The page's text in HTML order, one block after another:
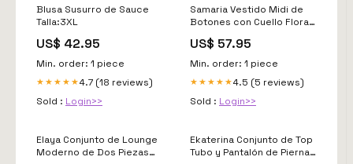
Blusa Susurro de Sauce
Talla:3XL
US$ 42.95
Min. order: 1 piece
★★★★★4.7 (18 reviews)
Sold : Login>>
Samaria Vestido Midi de
Botones con Cuello Floral
US$ 57.95
Min. order: 1 piece
★★★★★4.5 (5 reviews)
Sold : Login>>
Elaya Conjunto de Lounge
Moderno de Dos Piezas
Ekaterina Conjunto de Top
Tubo y Pantalón de Pierna